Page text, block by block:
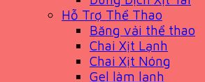
Hỗ Trợ Thể Thao
Băng vải thể thao
Chai Xịt Lạnh
Chai Xịt Nóng
Gel làm lạnh